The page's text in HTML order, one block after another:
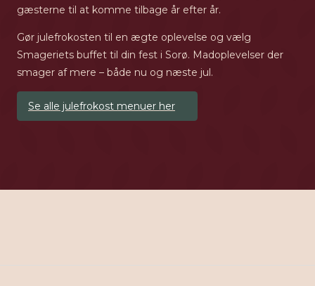
gæsterne til at komme tilbage år efter år.
Gør julefrokosten til en ægte oplevelse og vælg
Smageriets buffet til din fest i Sorø. Madoplevelser der
smager af mere – både nu og næste jul.
Se alle julefrokost menuer her